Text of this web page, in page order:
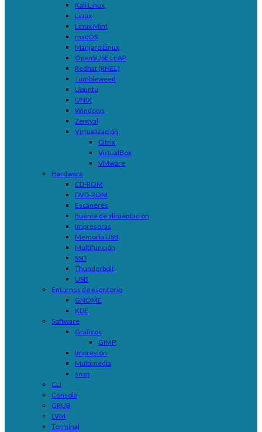
Kali Linux
Linux
Linux Mint
macOS
Manjaro Linux
OpenSUSE LEAP
Redhat (RHEL)
Tumbleweed
Ubuntu
UNIX
Windows
Zentyal
Virtualización
Citrix
VirtualBox
VMware
Hardware
CD-ROM
DVD-ROM
Escáneres
Fuente de alimentación
Impresoras
Memoria USB
Multifunción
SSD
Thunderbolt
USB
Entornos de escritorio
GNOME
KDE
Software
Gráficos
GIMP
Impresión
Multimedia
snap
CLI
Consola
GRUB
LVM
Terminal